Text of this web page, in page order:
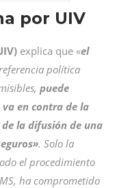
por UIV
explica que «el
política
puede
en contra de la
la difusión de una
. Solo la
el procedimiento
ha comprometido